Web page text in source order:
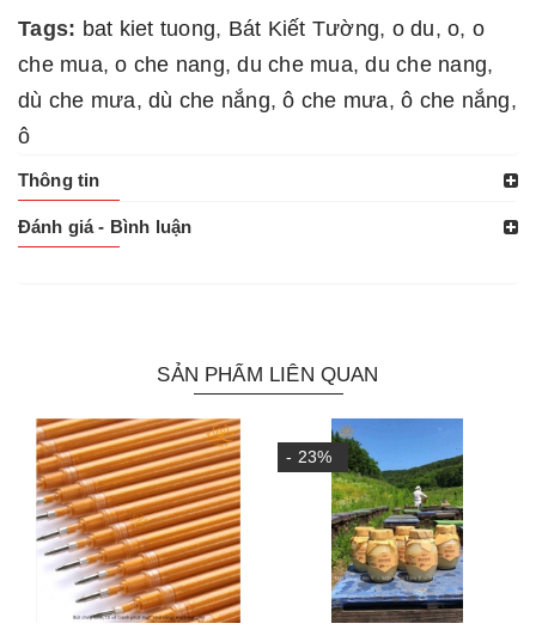
Tags: bat kiet tuong, Bát Kiết Tường, o du, o, o
che mua,o che nang,du che mua,du che nang,
dù che mưa, dù che nắng,ô che mưa, ô che nắng,
ô
Thông tin
Đánh giá - Bình luận
SẢN PHẨM LIÊN QUAN
- 23%